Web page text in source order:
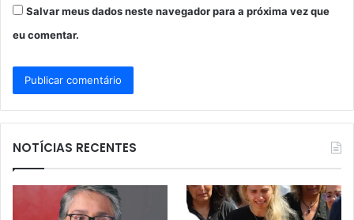
Salvar meus dados neste navegador para a próxima vez que
eu comentar.
NOTÍCIAS RECENTES